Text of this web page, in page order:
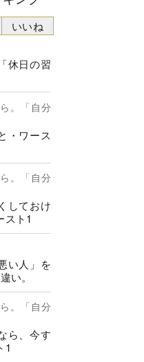
休日の習
。「自分
・ワース
。「自分
しておけ
スト1
い人」を
い。
。「自分
ら、今す
1
いいね